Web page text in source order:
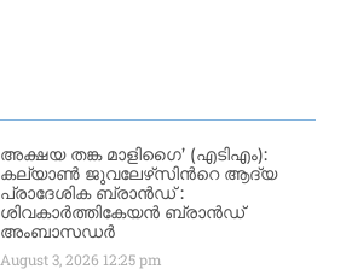
അക്ഷയ തങ്ക മാളിഗൈ’ (എടിഎം):
കല്യാണ്‍ ജുവലേഴ്‌സിന്‍റെ ആദ്യ
പ്രാദേശിക ബ്രാന്‍ഡ് :
ശിവകാര്‍ത്തികേയന്‍ ബ്രാന്‍ഡ്
അംബാസഡര്‍
August 3, 2026 12:25 pm